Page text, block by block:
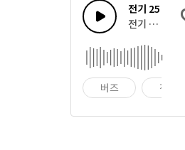
전기 25
전기 버즈 톤
버즈 전기